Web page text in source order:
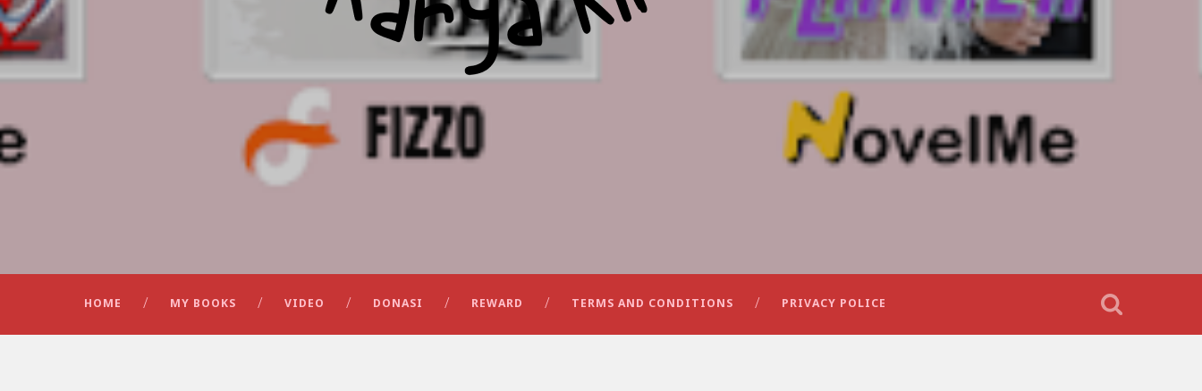
HOME MY BOOKS VIDEO DONASI REWARD TERMS AND CONDITIONS PRIVACY POLICE